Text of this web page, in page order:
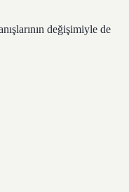
değişimiyle de